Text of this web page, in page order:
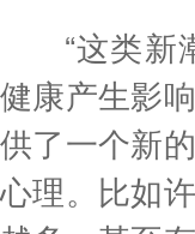
“这类新
健康产生影
供了一个新
心理。比如